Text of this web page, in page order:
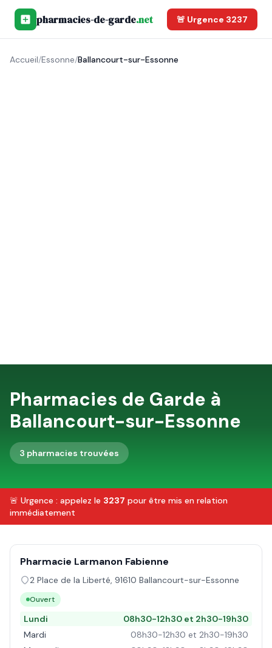
pharmacies-de-garde.net 🚨 Urgence 3237
Accueil/Essonne/Ballancourt-sur-Essonne
Pharmacies de Garde à
Ballancourt-sur-Essonne
3 pharmacies trouvées
🚨 Urgence : appelez le 3237 pour être mis en relation
immédiatement
Pharmacie Larmanon Fabienne
2 Place de la Liberté, 91610 Ballancourt-sur-Essonne
Ouvert
Lundi
08h30-12h30 et 2h30-19h30
Mardi
08h30-12h30 et 2h30-19h30